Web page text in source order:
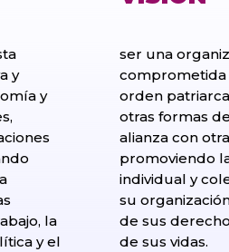
y
y
la
y el
ser una
comprometida
orden
otras formas
alianza con
promoviendo
individual y
su
de sus
de sus vidas.